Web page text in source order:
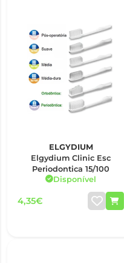
ELGYDIUM
Elgydium Clinic Esc
Periodontica 15/100
Disponível
4,35€